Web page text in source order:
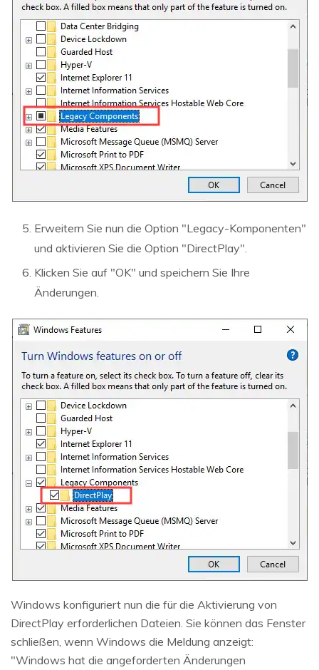
Erweitern Sie nun die Option "Legacy-Komponenten"
und aktivieren Sie die Option "DirectPlay".
Klicken Sie auf "OK" und speichern Sie Ihre
Änderungen.
Windows konfiguriert nun die für die Aktivierung von
DirectPlay erforderlichen Dateien. Sie können das Fenster
schließen, wenn Windows die Meldung anzeigt:
"Windows hat die angeforderten Änderungen